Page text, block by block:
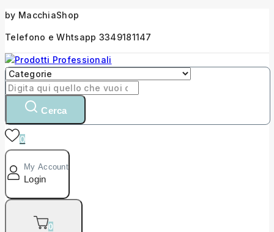
by MacchiaShop
Telefono e Whtsapp 3349181147
Cerca
0
My Account
Login
0